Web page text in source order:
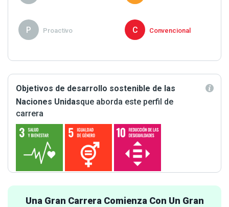
P Proactivo C Convencional
Objetivos de desarrollo sostenible de las
Naciones Unidasque aborda este perfil de
carrera
Una Gran Carrera Comienza Con Un Gran